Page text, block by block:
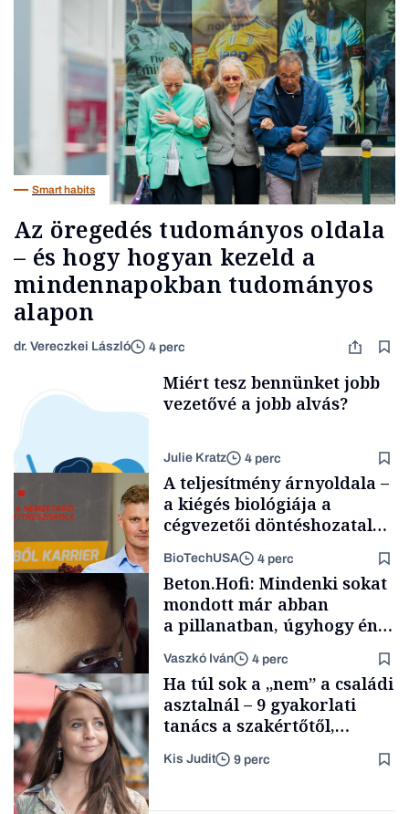
Smart habits
Az öregedés tudományos oldala
– és hogy hogyan kezeld a
mindennapokban tudományos
alapon
dr. Vereczkei László 4 perc
Smart habits
Miért tesz bennünket jobb
vezetővé a jobb alvás?
Julie Kratz 4 perc
Content Lab HUB
A teljesítmény árnyoldala –
a kiégés biológiája a
cégvezetői döntéshozatal
BioTechUSA 4 perc
Forbes-sztori
Beton.Hofi: Mindenki sokat
mondott már abban
a pillanatban, úgyhogy én
a legsarkosabb
gondolataimat akartam
kimondani
Vaszkó Iván 4 perc
Ha túl sok a „nem” a családi
asztalnál – 9 gyakorlati
tanács a szakértőtől,
hogyan legyünk jól etető
szülők
Kis Judit 9 perc